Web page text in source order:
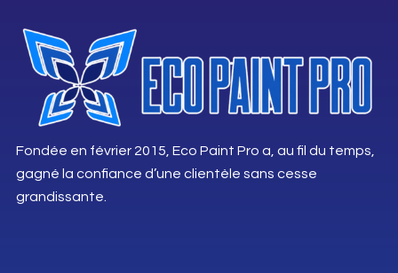
Fondée en février 2015, Eco Paint Pro a, au fil du temps,
gagné la confiance d’une clientèle sans cesse
grandissante.